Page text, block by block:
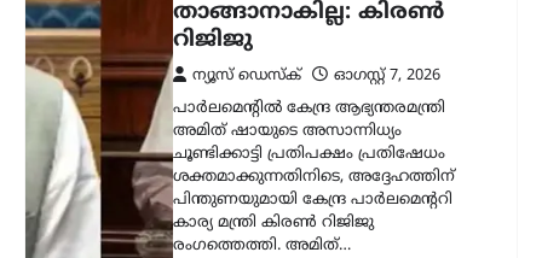
ന്യൂസ് ഡെസ്ക്
ഓഗസ്റ്റ്‌ 7, 2026
തമിഴ്‌നാട് മുഖ്യമന്ത്രി കൂടിയായ തമിഴ്‌നാട്
വെട്രി കഴകം അധ്യക്ഷൻ
വിജയ്‌ക്കെതിരെ ഭാര്യ സംഗീത
സമർപ്പിച്ചിരുന്ന വിവാഹമോചന
ഹർജിയും താമസാവകാശ ഹർജിയും
പിൻവലിച്ചു. ചെങ്കൽപ്പേട്ട് ജില്ലാ കുടുംബ
കോടതിയിലാണ്…
കേരളം,തിരുവനന്തപുരം